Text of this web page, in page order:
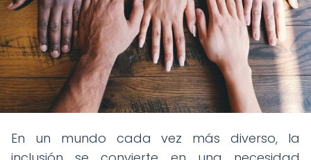
En un mundo cada vez más diverso, la